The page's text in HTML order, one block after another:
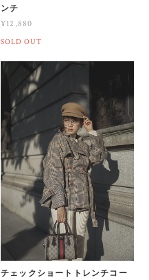
ンチ
¥12,880
SOLD OUT
チェックショートトレンチコー